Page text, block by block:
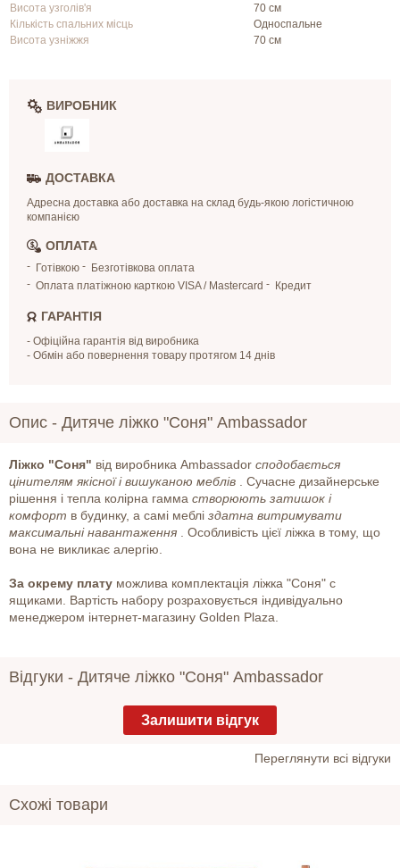
Висота узголів'я
70 см
Кількість спальних місць
Односпальне
Висота узніжжя
70 см
ВИРОБНИК
ДОСТАВКА
Адресна доставка або доставка на склад будь-якою логістичною
компанією
ОПЛАТА
Готівкою
Безготівкова оплата
Оплата платіжною карткою VISA / Mastercard
Кредит
ГАРАНТІЯ
- Офіційна гарантія від виробника
- Обмін або повернення товару протягом 14 днів
Опис - Дитяче ліжко "Соня" Ambassador
Ліжко "Соня" від виробника Ambassador сподобається
цінителям якісної і вишуканою меблів . Сучасне дизайнерське
рішення і тепла колірна гамма створюють затишок і
комфорт в будинку, а самі меблі здатна витримувати
максимальні навантаження . Особливість цієї ліжка в тому, що
вона не викликає алергію.
За окрему плату можлива комплектація ліжка "Соня" c
ящиками. Вартість набору розраховується індивідуально
менеджером інтернет-магазину Golden Plaza.
Відгуки - Дитяче ліжко "Соня" Ambassador
Залишити відгук
Переглянути всі відгуки
Схожі товари